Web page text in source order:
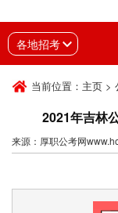
各地招考
当前位置： 主页 >
2021年吉林
来源：厚职公考网